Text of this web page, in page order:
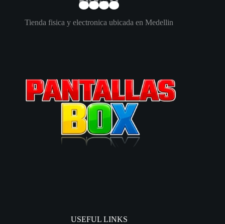
Tienda fisica y electronica ubicada en Medellin
USEFUL LINKS